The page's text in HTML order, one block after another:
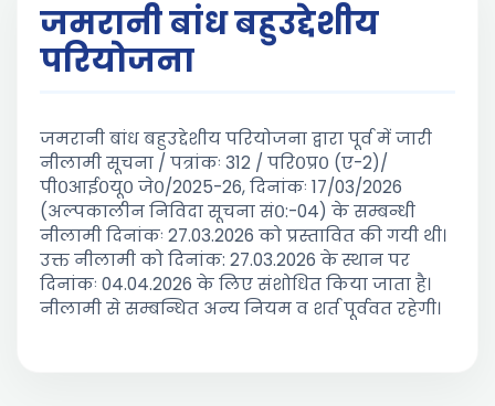
जमरानी बांध बहुउद्देशीय
परियोजना
जमरानी बांध बहुउद्देशीय परियोजना द्वारा पूर्व में जारी
नीलामी सूचना / पत्रांकः 312 / परि०प्र० (ए-2)/
पी०आई०यू० जे०/2025-26, दिनांकः 17/03/2026
(अल्पकालीन निविदा सूचना सं०:-04) के सम्बन्धी
नीलामी दिनांकः 27.03.2026 को प्रस्तावित की गयी थी।
उक्त नीलामी को दिनांक: 27.03.2026 के स्थान पर
दिनांकः 04.04.2026 के लिए संशोधित किया जाता है।
नीलामी से सम्बन्धित अन्य नियम व शर्त पूर्ववत रहेगी।